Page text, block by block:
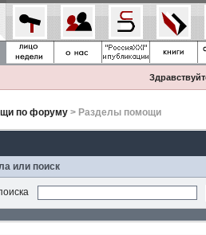
по форуму> Разделы помощи
или поиск